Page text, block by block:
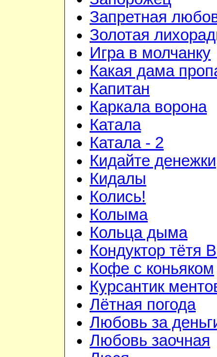
Запретная
Золотая
Игра в молчанку
Какая дама
Капитан
Каркала ворона
Катала
Катала - 2
Кидайте денежки
Кидалы
Колись!
Колыма
Кольца дыма
Кондуктор тётя
Кофе с коньяком
Курсантик
Лётная погода
Любовь за
Любовь заочная